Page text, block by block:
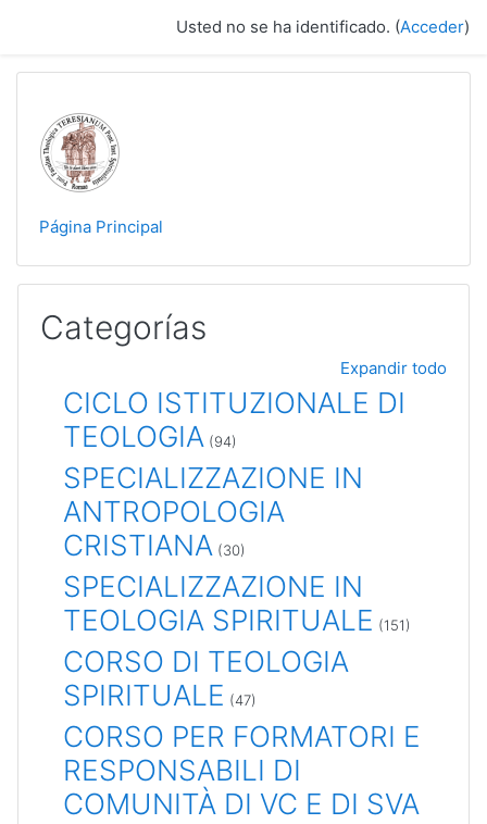
Usted no se ha identificado. (Acceder)
Página Principal
Categorías
Expandir todo
CICLO ISTITUZIONALE DI
TEOLOGIA (94)
SPECIALIZZAZIONE IN
ANTROPOLOGIA
CRISTIANA (30)
SPECIALIZZAZIONE IN
TEOLOGIA SPIRITUALE (151)
CORSO DI TEOLOGIA
SPIRITUALE (47)
CORSO PER FORMATORI E
RESPONSABILI DI
COMUNITÀ DI VC E DI SVA